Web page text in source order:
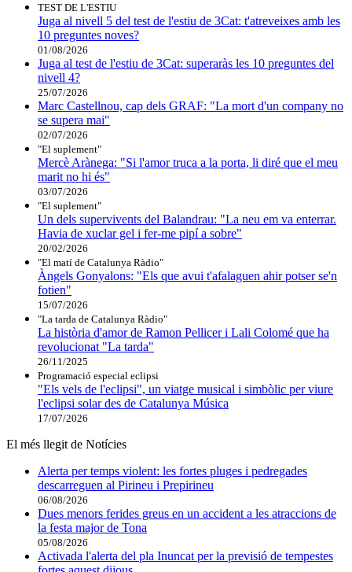
TEST DE L'ESTIU
Juga al nivell 5 del test de l'estiu de 3Cat: t'atreveixes amb les
10 preguntes noves?
01/08/2026
Juga al test de l'estiu de 3Cat: superaràs les 10 preguntes del
nivell 4?
25/07/2026
Marc Castellnou, cap dels GRAF: "La mort d'un company no
se supera mai"
02/07/2026
"El suplement"
Mercè Arànega: "Si l'amor truca a la porta, li diré que el meu
marit no hi és"
03/07/2026
"El suplement"
Un dels supervivents del Balandrau: "La neu em va enterrar.
Havia de xuclar gel i fer-me pipí a sobre"
20/02/2026
"El matí de Catalunya Ràdio"
Àngels Gonyalons: "Els que avui t'afalaguen ahir potser se'n
fotien"
15/07/2026
"La tarda de Catalunya Ràdio"
La història d'amor de Ramon Pellicer i Lali Colomé que ha
revolucionat "La tarda"
26/11/2025
Programació especial eclipsi
"Els vels de l'eclipsi", un viatge musical i simbòlic per viure
l'eclipsi solar des de Catalunya Música
17/07/2026
El més llegit de Notícies
Alerta per temps violent: les fortes pluges i pedregades
descarreguen al Pirineu i Prepirineu
06/08/2026
Dues menors ferides greus en un accident a les atraccions de
la festa major de Tona
05/08/2026
Activada l'alerta del pla Inuncat per la previsió de tempestes